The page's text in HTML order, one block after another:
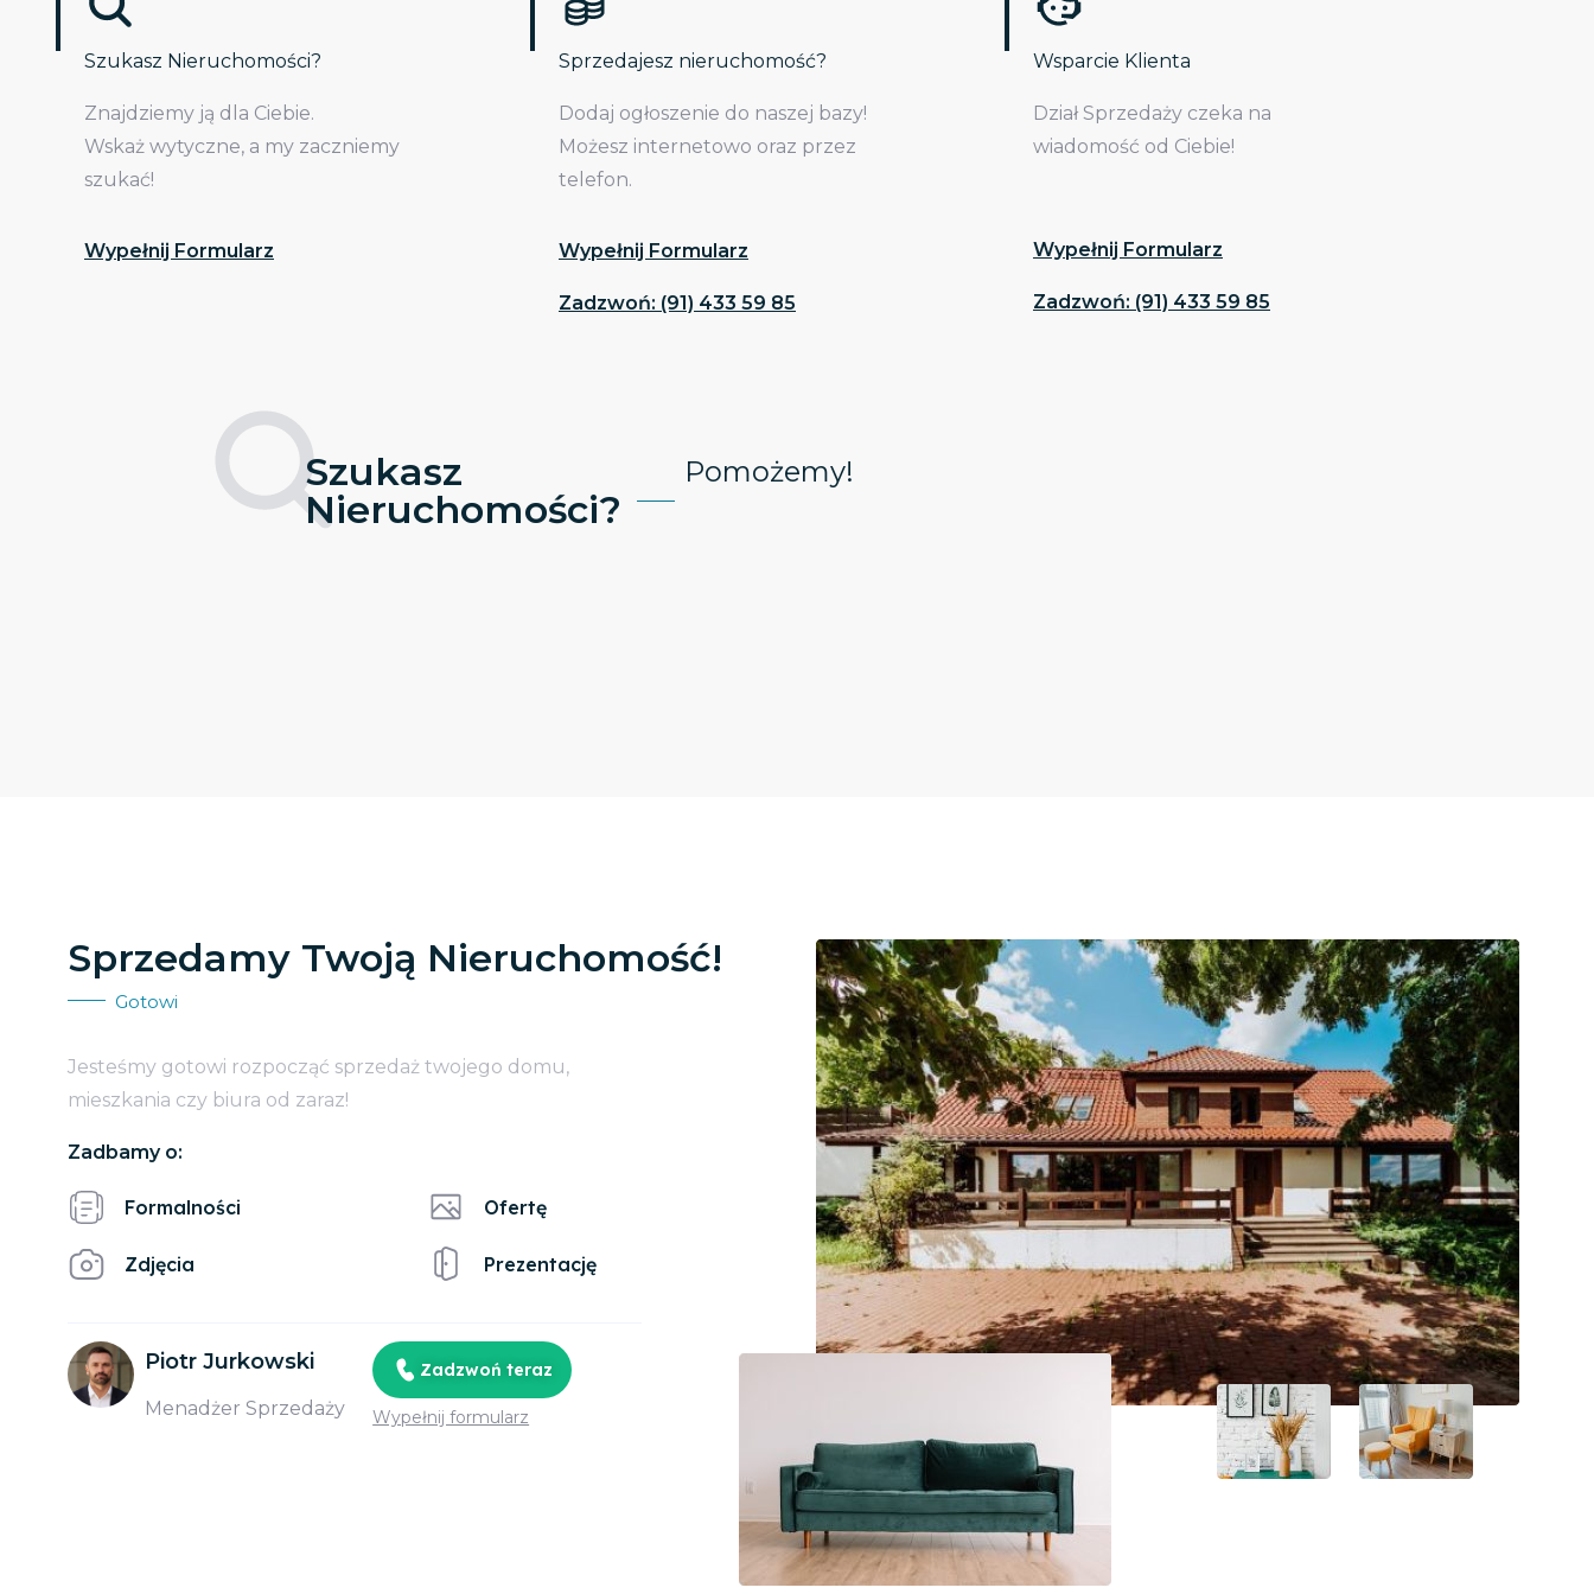
Szukasz Nieruchomości?
Znajdziemy ją dla Ciebie.
Wskaż wytyczne, a my zaczniemy
szukać!
Wypełnij Formularz
Sprzedajesz nieruchomość?
Dodaj ogłoszenie do naszej bazy!
Możesz internetowo oraz przez
telefon.
Wypełnij Formularz
Zadzwoń: (91) 433 59 85
Wsparcie Klienta
Dział Sprzedaży czeka na
wiadomość od Ciebie!
Wypełnij Formularz
Zadzwoń: (91) 433 59 85
Szukasz
Nieruchomości?
Pomożemy!
Sprzedamy Twoją Nieruchomość!
Gotowi
Jesteśmy gotowi rozpocząć sprzedaż twojego domu,
mieszkania czy biura od zaraz!
Zadbamy o:
Formalności
Zdjęcia
Ofertę
Prezentację
Piotr Jurkowski
Menadżer Sprzedaży
Zadzwoń teraz
Wypełnij formularz